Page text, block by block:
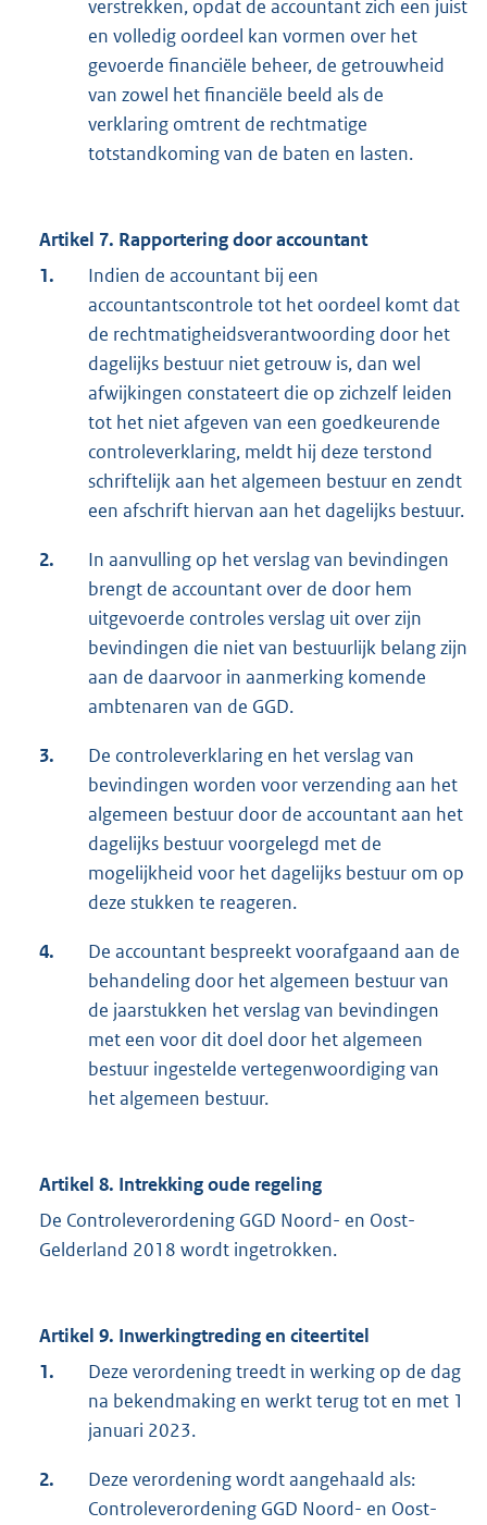
verstrekken, opdat de accountant zich een juist
en volledig oordeel kan vormen over het
gevoerde financiële beheer, de getrouwheid
van zowel het financiële beeld als de
verklaring omtrent de rechtmatige
totstandkoming van de baten en lasten.
Artikel 7. Rapportering door accountant
1.
Indien de accountant bij een
accountantscontrole tot het oordeel komt dat
de rechtmatigheidsverantwoording door het
dagelijks bestuur niet getrouw is, dan wel
afwijkingen constateert die op zichzelf leiden
tot het niet afgeven van een goedkeurende
controleverklaring, meldt hij deze terstond
schriftelijk aan het algemeen bestuur en zendt
een afschrift hiervan aan het dagelijks bestuur.
2.
In aanvulling op het verslag van bevindingen
brengt de accountant over de door hem
uitgevoerde controles verslag uit over zijn
bevindingen die niet van bestuurlijk belang zijn
aan de daarvoor in aanmerking komende
ambtenaren van de GGD.
3.
De controleverklaring en het verslag van
bevindingen worden voor verzending aan het
algemeen bestuur door de accountant aan het
dagelijks bestuur voorgelegd met de
mogelijkheid voor het dagelijks bestuur om op
deze stukken te reageren.
4.
De accountant bespreekt voorafgaand aan de
behandeling door het algemeen bestuur van
de jaarstukken het verslag van bevindingen
met een voor dit doel door het algemeen
bestuur ingestelde vertegenwoordiging van
het algemeen bestuur.
Artikel 8. Intrekking oude regeling
De Controleverordening GGD Noord- en Oost-
Gelderland 2018 wordt ingetrokken.
Artikel 9. Inwerkingtreding en citeertitel
1.
Deze verordening treedt in werking op de dag
na bekendmaking en werkt terug tot en met 1
januari 2023.
2.
Deze verordening wordt aangehaald als:
Controleverordening GGD Noord- en Oost-